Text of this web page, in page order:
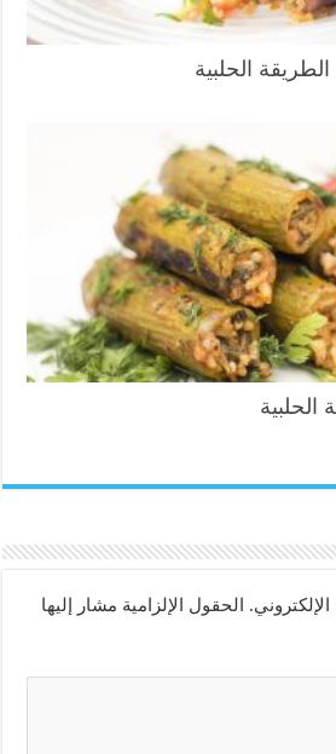
الحلبية
الحقول الإلزامية مشار إليها